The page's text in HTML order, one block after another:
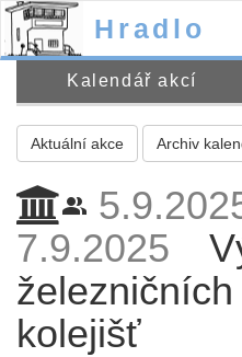
Hradlo
Kalendář akcí
Aktuální akce Archiv
people_alt
7.9.2025
kolejišť